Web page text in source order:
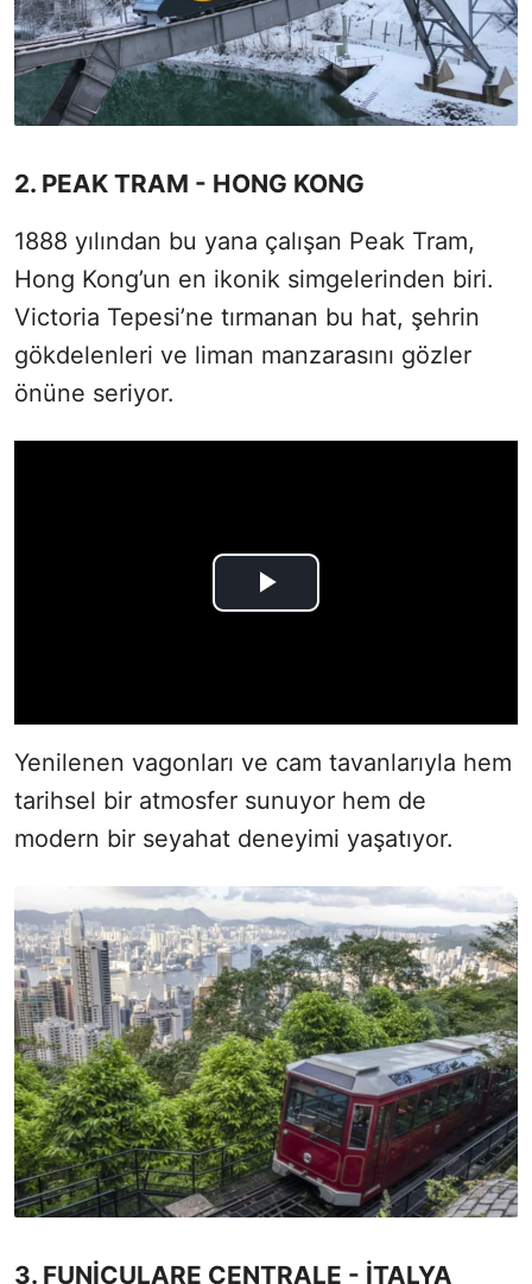
2. PEAK TRAM - HONG KONG
1888 yılından bu yana çalışan Peak Tram,
Hong Kong’un en ikonik simgelerinden biri.
Victoria Tepesi’ne tırmanan bu hat, şehrin
gökdelenleri ve liman manzarasını gözler
önüne seriyor.
Yenilenen vagonları ve cam tavanlarıyla hem
tarihsel bir atmosfer sunuyor hem de
modern bir seyahat deneyimi yaşatıyor.
3. FUNİCULARE CENTRALE - İTALYA